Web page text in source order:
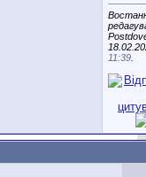
11:39